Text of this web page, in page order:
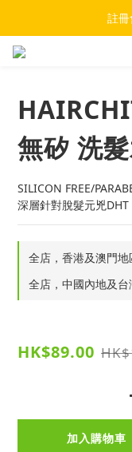
註
無矽 洗
SILICON FREE/
深層針對脫髮元兇DHT
全店，香港及澳門
全店，中國內地及
HK$89.00
加入購物車